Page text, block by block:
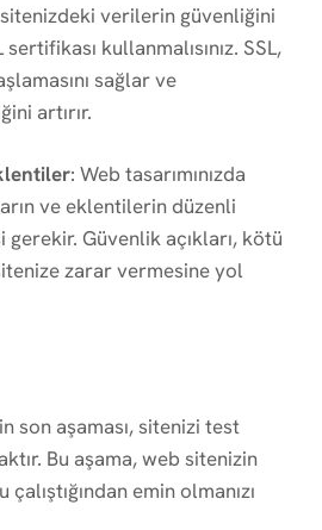
verilerin güvenliğini
kullanmalısınız. SSL,
sağlar ve
artırır.
: Web tasarımınızda
ve eklentilerin düzenli
Güvenlik açıkları, kötü
zarar vermesine yol
son aşaması, sitenizi test
Bu aşama, web sitenizin
emin olmanızı